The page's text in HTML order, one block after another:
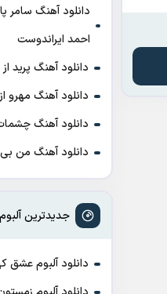
دانلود آهنگ سامر
احمد ایراندوست
دانلود آهنگ پرید
دانلود آهنگ مهرو
دانلود آهنگ
دانلود آهنگ من بی
جدیدترین
دانلود آلبوم عشق